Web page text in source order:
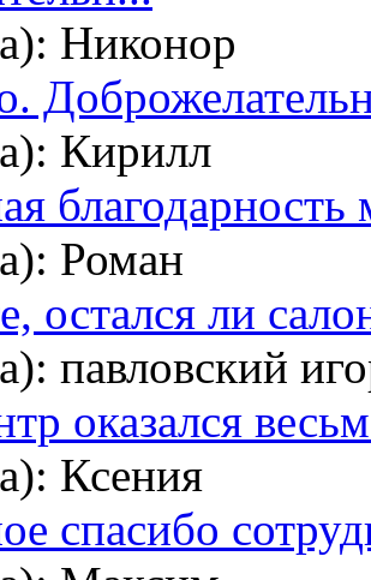
Никонор
Кирилл
благодарность
Роман
остался ли
павловский
оказался
Ксения
спасибо